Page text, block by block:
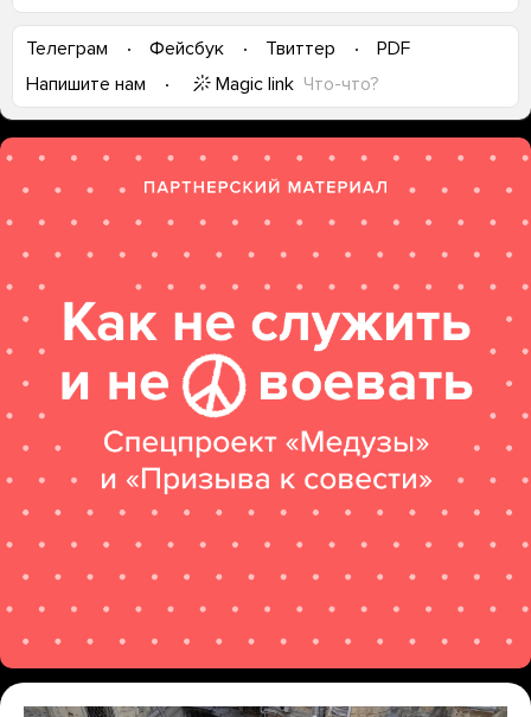
Телеграм Фейсбук Твиттер
PDF
Напишите нам
Magic link Что-что?